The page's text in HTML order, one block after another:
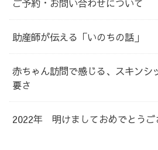
ご予約・お問い合わせについて
助産師が伝える「いのちの話」
赤ちゃん訪問で感じる、スキンシ
要さ
2022年 明けましておめでとうご